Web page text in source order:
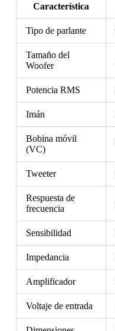
Característica
Tipo de parlante
Tamaño del
Woofer
Potencia RMS
Imán
Bobina móvil
(VC)
Tweeter
Respuesta de
frecuencia
Sensibilidad
Impedancia
Amplificador
Voltaje de entrada